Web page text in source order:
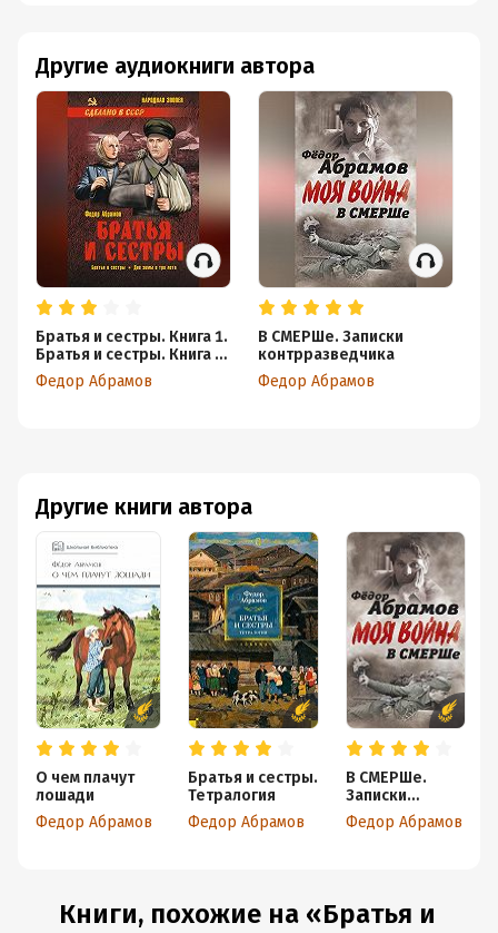
Другие книги автора
О чем плачут
лошади
Федор Абрамов
Братья и сестры.
Тетралогия
Федор Абрамов
В СМЕРШе.
Записки
контрразведчи
ка
Федор Абрамов
Другие аудиокниги автора
Братья и сестры. Книга 1.
Братья и сестры. Книга 2.
Две зимы и три лета
Федор Абрамов
В СМЕРШе. Записки
контрразведчика
Федор Абрамов
Книги, похожие на «Братья и